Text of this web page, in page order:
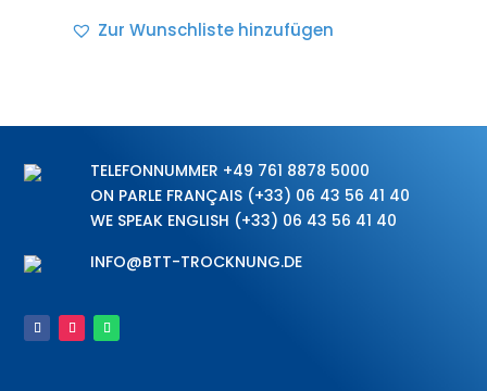
Zur Wunschliste hinzufügen
TELEFONNUMMER +49 761 8878 5000
ON PARLE FRANÇAIS (+33) 06 43 56 41 40
WE SPEAK ENGLISH (+33) 06 43 56 41 40
INFO@BTT-TROCKNUNG.DE